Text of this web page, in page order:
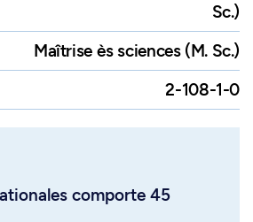
Sc.)
Maîtrise ès sciences (M. Sc.)
2-108-1-0
comporte 45